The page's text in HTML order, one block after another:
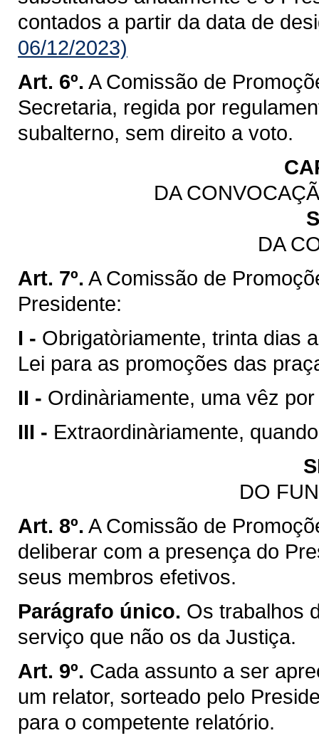
contados a partir da data de
06/12/2023)
Art. 6º. A Comissão de
Secretaria, regida por
subalterno, sem direito a voto.
DA
DA
Art. 7º. A Comissão de
Presidente:
I - Obrigatòriamente, trinta dias
Lei para as promoções das
II - Ordinàriamente, uma vêz
III - Extraordinàriamente,
DO
Art. 8º. A Comissão de
deliberar com a presença do
seus membros efetivos.
Parágrafo único. Os trabalhos
serviço que não os da Justiça.
Art. 9º. Cada assunto a ser
um relator, sorteado pelo
para o competente relatório.